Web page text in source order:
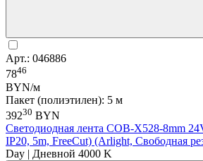
Арт.: 046886
7846
BYN/м
Пакет (полиэтилен): 5 м
39230 BYN
Светодиодная лента COB-X528-8mm
IP20, 5m, FreeCut) (Arlight, Свободная
Day | Дневной 4000 K